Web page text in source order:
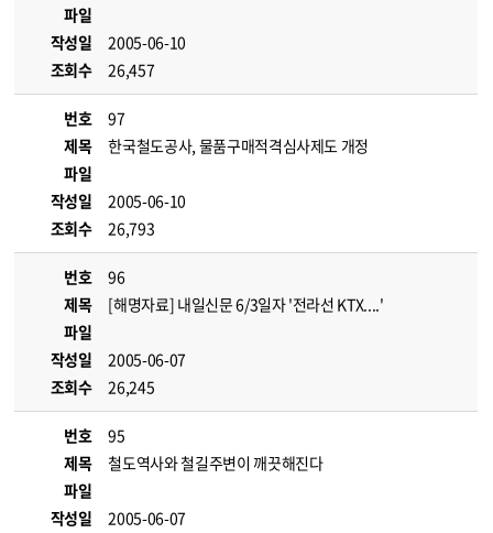
파일
작성일
2005-06-10
조회수
26,457
번호
97
제목
한국철도공사, 물품구매적격심사제도 개정
파일
작성일
2005-06-10
조회수
26,793
번호
96
제목
[해명자료] 내일신문 6/3일자 '전라선 KTX....'
파일
작성일
2005-06-07
조회수
26,245
번호
95
제목
철도역사와 철길주변이 깨끗해진다
파일
작성일
2005-06-07